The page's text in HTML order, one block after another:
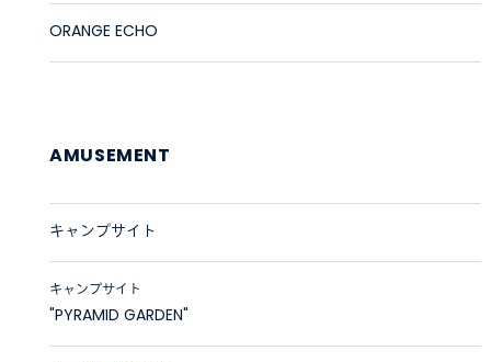
ORANGE ECHO
AMUSEMENT
キャンプサイト
キャンプサイト
"PYRAMID GARDEN"